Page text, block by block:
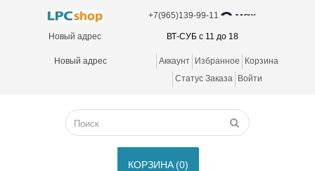
+7(965)139-99-11
Новый адрес ВТ-СУБ с 11 до 18
Новый адрес Аккаунт Избранное
Корзина
Статус Заказа
Войти
КОРЗИНА (0)